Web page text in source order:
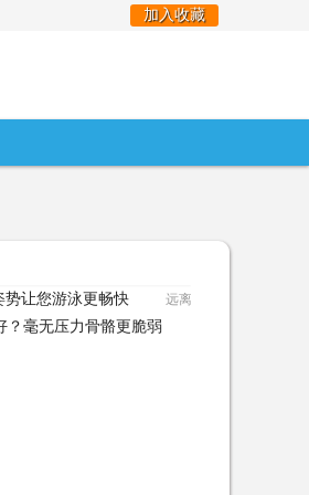
加入收藏
势让您游泳更畅快 远离“游泳肩”四个姿势
？毫无压力骨骼更脆弱